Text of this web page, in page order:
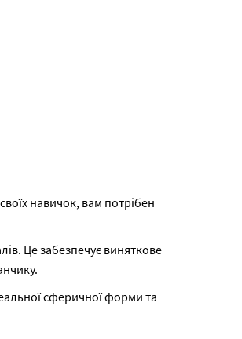
навичок, вам потрібен
Це забезпечує виняткове
сферичної форми та